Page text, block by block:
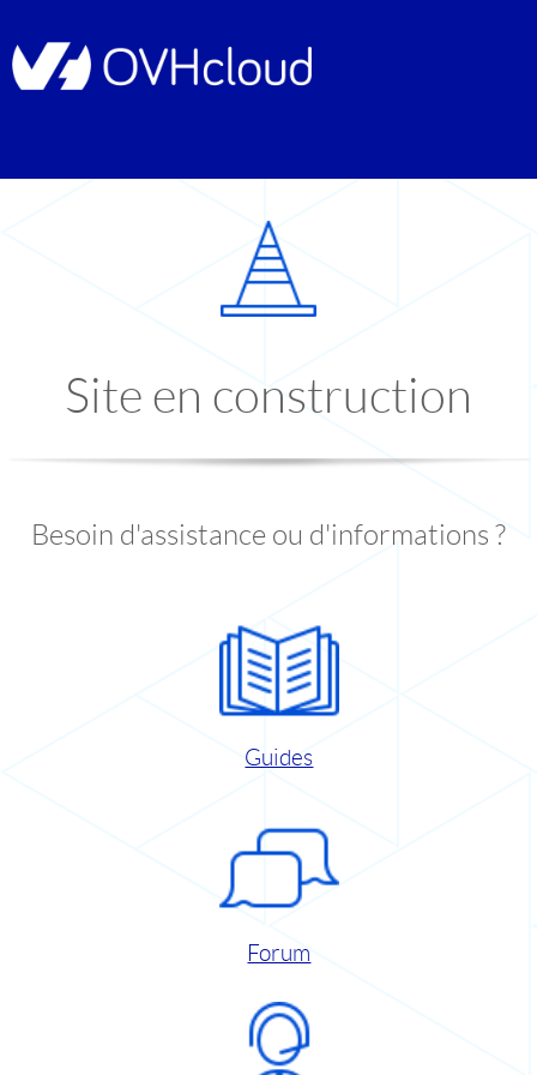
Site en construction
Besoin d'assistance ou d'informations ?
Guides
Forum